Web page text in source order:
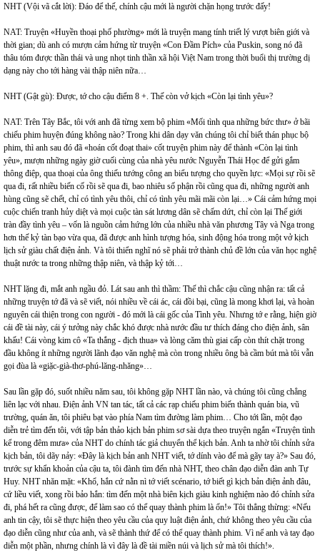
NHT (Vội vã cắt lời): Đáo để thế, chính cậu mới là người chặn họng trước đấy!
NAT: Truyện «Huyền thoại phố phường» mới là truyện mang tính triết lý vượt biên giới và
thời gian; dù anh có mượn cảm hứng từ truyện «Con Đầm Pích» của Puskin, song nó đã
thâu tóm được thần thái và ung nhọt tinh thần xã hội Việt Nam trong thời buổi thị trường dị
dạng này cho tới hàng vài thập niên nữa…
NHT (Gật gù): Được, tớ cho cậu điểm 8 +. Thế còn vở kịch «Còn lại tình yêu»?
NAT: Trên Tây Bắc, tôi với anh đã từng xem bộ phim «Mối tình qua những bức thư» ở bãi
chiếu phim huyện đúng không nào? Trong khi dân dạy văn chúng tôi chỉ biết thán phục bộ
phim, thì anh sau đó đã «hoán cốt đoạt thai» cốt truyện phim này để thành «Còn lại tình
yêu», mượn những ngày giờ cuối cùng của nhà yêu nước Nguyễn Thái Học để gửi gắm
thông điệp, qua thoại của ông thiếu tướng công an biểu tượng cho quyền lực: «Mọi sự rồi sẽ
qua đi, rất nhiều biến cố rồi sẽ qua đi, bao nhiêu số phận rồi cũng qua đi, những người anh
hùng cũng sẽ chết, chỉ có tình yêu thôi, chỉ có tình yêu mãi mãi còn lại…» Cái cảm hứng mọi
cuộc chiến tranh hủy diệt và mọi cuộc tàn sát lương dân sẽ chấm dứt, chỉ còn lại Thế giới
tràn đầy tình yêu – vốn là nguồn cảm hứng lớn của nhiều nhà văn phương Tây và Nga trong
hơn thế kỷ tàn bạo vừa qua, đã được anh hình tượng hóa, sinh động hóa trong một vở kịch
lịch sử giàu chất điện ảnh. Và tôi thiển nghĩ nó sẽ phải trở thành chủ đề lớn của văn học nghệ
thuật nước ta trong những thập niên, và thập kỷ tới…
NHT lặng đi, mắt anh ngầu đỏ. Lát sau anh thì thầm: Thế thì chắc cậu cũng nhận ra: tất cả
những truyện tớ đã và sẽ viết, nói nhiều về cái ác, cái đồi bại, cũng là mong khơi lại, và hoàn
nguyên cái thiện trong con người - đó mới là cái gốc của Tình yêu. Nhưng tớ e rằng, hiện giờ
cái đề tài này, cái ý tưởng này chắc khó được nhà nước đầu tư thích đáng cho điện ảnh, sân
khấu! Cái vòng kim cô «Ta thắng - địch thua» và lòng căm thù giai cấp còn thít chặt trong
đầu không ít những người lãnh đạo văn nghệ mà còn trong nhiều ông bà cầm bút mà tôi vẫn
gọi đùa là «giặc-già-thơ-phú-lăng-nhăng»…
Sau lần gặp đó, suốt nhiều năm sau, tôi không gặp NHT lần nào, và chúng tôi cũng chẳng
liên lạc với nhau. Điện ảnh VN tan tác, tất cả các rạp chiếu phim biến thành quán bia, vũ
trường, quán ăn, tôi phiêu bạt vào phía Nam tìm đường làm phim… Cho tới lần, một đạo
diễn trẻ tìm đến tôi, với tập bản thảo kịch bản phim sơ sài dựa theo truyện ngắn «Truyện tình
kể trong đêm mưa» của NHT do chính tác giả chuyển thể kịch bản. Anh ta nhờ tôi chỉnh sửa
kịch bản, tôi dãy nảy: «Đây là kịch bản anh NHT viết, tớ dính vào để mà gãy tay à?» Sau đó,
trước sự khẩn khoản của cậu ta, tôi đành tìm đến nhà NHT, theo chân đạo diễn đàn anh Tự
Huy. NHT nhăn mặt: «Khổ, hắn cứ nằn nì tớ viết scénario, tớ biết gì kịch bản điện ảnh đâu,
cứ liều viết, xong rồi bảo hắn: tìm đến một nhà biên kịch giàu kinh nghiệm nào đó chỉnh sửa
đi, phá hết ra cũng được, để làm sao có thể quay thành phim là ổn!» Tôi thẳng thừng: «Nếu
anh tin cậy, tôi sẽ thực hiện theo yêu cầu của quy luật điện ảnh, chứ không theo yêu cầu của
đạo diễn cũng như của anh, và sẽ thành thứ để có thể quay thành phim. Vì nể anh và tay đạo
diễn một phần, nhưng chính là vì đây là đề tài miền núi và lịch sử mà tôi thích!».